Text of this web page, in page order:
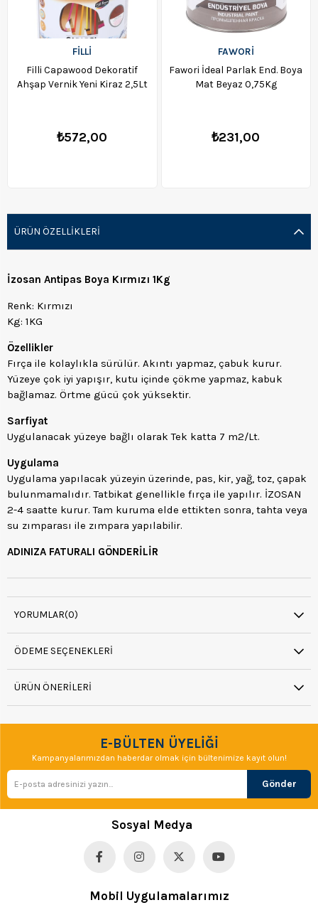
FİLLİ
Filli Capawood Dekoratif
Ahşap Vernik Yeni Kiraz 2,5Lt
₺572,00
FAWORİ
Fawori İdeal Parlak End. Boya
Mat Beyaz 0,75Kg
₺231,00
ÜRÜN ÖZELLIKLERI
İzosan Antipas Boya Kırmızı 1Kg
Renk: Kırmızı
Kg: 1KG
Özellikler
Fırça ile kolaylıkla sürülür. Akıntı yapmaz, çabuk kurur.
Yüzeye çok iyi yapışır, kutu içinde çökme yapmaz, kabuk
bağlamaz. Örtme gücü çok yüksektir.
Sarfiyat
Uygulanacak yüzeye bağlı olarak Tek katta 7 m2/Lt.
Uygulama
Uygulama yapılacak yüzeyin üzerinde, pas, kir, yağ, toz, çapak
bulunmamalıdır. Tatbikat genellikle fırça ile yapılır. İZOSAN
2-4 saatte kurur. Tam kuruma elde ettikten sonra, tahta veya
su zımparası ile zımpara yapılabilir.
ADINIZA FATURALI GÖNDERİLİR
YORUMLAR(0)
ÖDEME SEÇENEKLERI
ÜRÜN ÖNERILERI
E-BÜLTEN ÜYELİĞİ
Kampanyalarımızdan haberdar olmak için bültenimize kayıt olun!
Gönder
Sosyal Medya
Mobil Uygulamalarımız